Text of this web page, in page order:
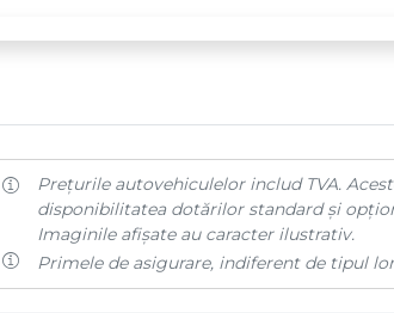
Prețurile autovehiculelor includ TVA.
disponibilitatea dotărilor standard și
Imaginile afișate au caracter ilustrativ.
Primele de asigurare, indiferent de tipul